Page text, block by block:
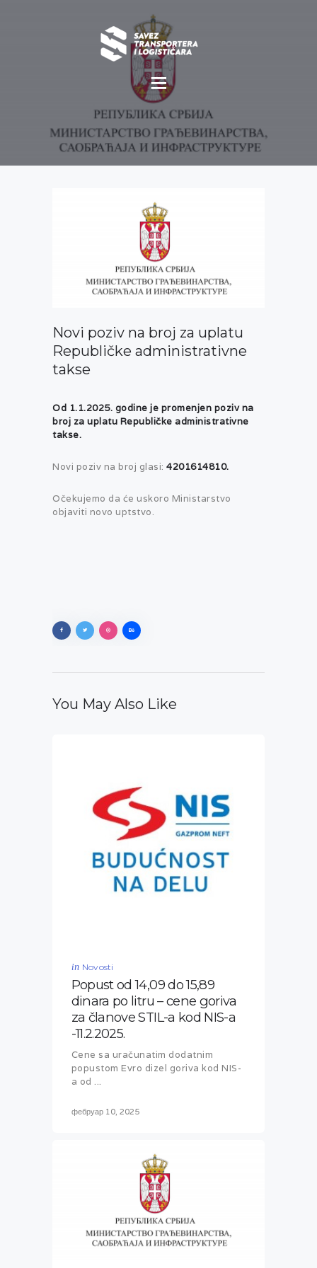
O NAMA
NOVOSTI
MISIJA I VIZIJA
KOMERCIJALNE
POVOLJNOSTI
GALERIJA
Novi poziv na broj za uplatu
Republičke administrativne
takse
Od 1.1.2025. godine je promenjen poziv na
broj za uplatu Republičke administrativne
takse.
Novi poziv na broj glasi: 4201614810.
Očekujemo da će uskoro Ministarstvo
objaviti novo uptstvo.
You May Also Like
in Novosti
Popust od 14,09 do 15,89
dinara po litru – cene goriva
za članove STIL-a kod NIS-a
-11.2.2025.
Cene sa uračunatim dodatnim
popustom Evro dizel goriva kod NIS-
a od ...
фебруар 10, 2025